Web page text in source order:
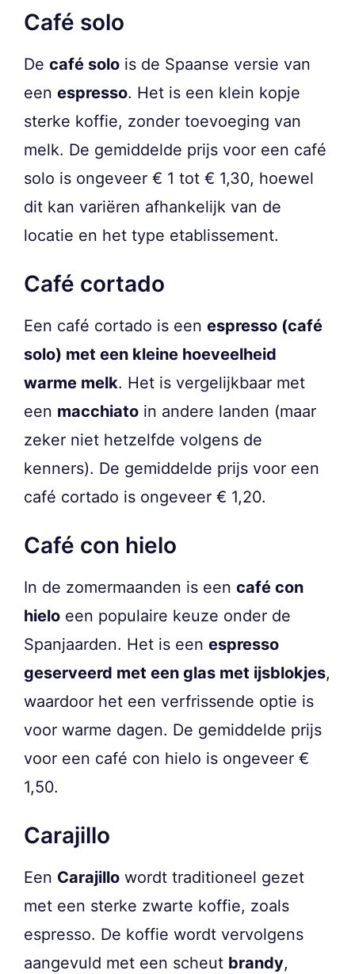
Café solo
De café solo is de Spaanse versie van
een espresso. Het is een klein kopje
sterke koffie, zonder toevoeging van
melk. De gemiddelde prijs voor een café
solo is ongeveer € 1 tot € 1,30, hoewel
dit kan variëren afhankelijk van de
locatie en het type etablissement.
Café cortado
Een café cortado is een espresso (café
solo) met een kleine hoeveelheid
warme melk. Het is vergelijkbaar met
een macchiato in andere landen (maar
zeker niet hetzelfde volgens de
kenners). De gemiddelde prijs voor een
café cortado is ongeveer € 1,20.
Café con hielo
In de zomermaanden is een café con
hielo een populaire keuze onder de
Spanjaarden. Het is een espresso
geserveerd met een glas met ijsblokjes,
waardoor het een verfrissende optie is
voor warme dagen. De gemiddelde prijs
voor een café con hielo is ongeveer €
1,50.
Carajillo
Een Carajillo wordt traditioneel gezet
met een sterke zwarte koffie, zoals
espresso. De koffie wordt vervolgens
aangevuld met een scheut brandy,